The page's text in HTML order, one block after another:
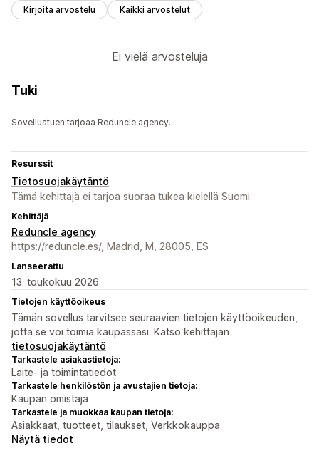
Kirjoita arvostelu Kaikki arvostelut
Ei vielä arvosteluja
Tuki
Sovellustuen tarjoaa Reduncle agency.
Resurssit
Tietosuojakäytäntö
Tämä kehittäjä ei tarjoa suoraa tukea kielellä Suomi.
Kehittäjä
Reduncle agency
https://reduncle.es/, Madrid, M, 28005, ES
Lanseerattu
13. toukokuu 2026
Tietojen käyttöoikeus
Tämän sovellus tarvitsee seuraavien tietojen käyttöoikeuden,
jotta se voi toimia kaupassasi. Katso kehittäjän
tietosuojakäytäntö .
Tarkastele asiakastietoja:
Laite- ja toimintatiedot
Tarkastele henkilöstön ja avustajien tietoja:
Kaupan omistaja
Tarkastele ja muokkaa kaupan tietoja:
Asiakkaat, tuotteet, tilaukset, Verkkokauppa
Näytä tiedot